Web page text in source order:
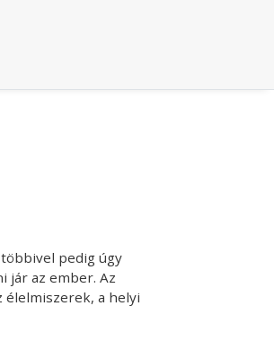
pedig úgy
jár az ember. Az
a helyi